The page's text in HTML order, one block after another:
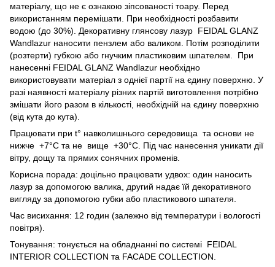
матеріалу, що не є ознакою зіпсованості тоару. Перед
використанням перемішати. При необхідності розбавити
водою (до 30%). Декоративну глянсову лазур FEIDAL GLANZ
Wandlazur наносити пензлем або валиком. Потім розподілити
(розтерти) губкою або гнучким пластиковим шпателем. При
нанесенні FEIDAL GLANZ Wandlazur необхідно
використовувати матеріал з однієї партії на єдину поверхню. У
разі наявності матеріалу різних партій виготовлення потрібно
змішати його разом в кількості, необхідній на єдину поверхню
(від кута до кута).
Працювати при t° навколишнього середовища та основи не
нижче +7°С та не вище +30°С. Під час нанесення уникати дії
вітру, дощу та прямих сонячних променів.
Корисна порада: доцільно працювати удвох: один наносить
лазур за допомогою валика, другий надає їй декоративного
вигляду за допомогою губки або пластикового шпателя.
Час висихання: 12 годин (залежно від температури і вологості
повітря).
Тонування: тонується на обладнанні по системі FEIDAL
INTERIOR COLLECTION та FACADE COLLECTION.